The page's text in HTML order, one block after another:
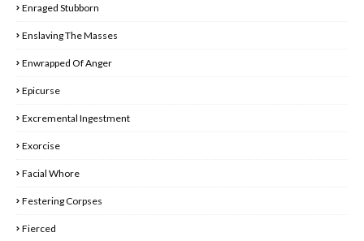
Enraged Stubborn
Enslaving The Masses
Enwrapped Of Anger
Epicurse
Excremental Ingestment
Exorcise
Facial Whore
Festering Corpses
Fierced